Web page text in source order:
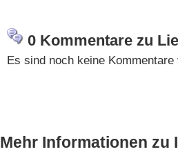
0 Kommentare zu
Es sind noch keine
Mehr Informationen zu